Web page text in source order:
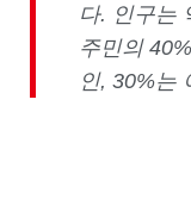
다. 인구는
주민의
인, 30%는